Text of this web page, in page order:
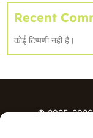
Recent
कोई टिप्पणी नही है।
© 2025-2026